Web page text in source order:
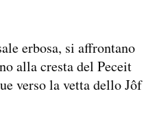
erbosa, si affrontano
alla cresta del Peceit
verso la vetta dello Jôf